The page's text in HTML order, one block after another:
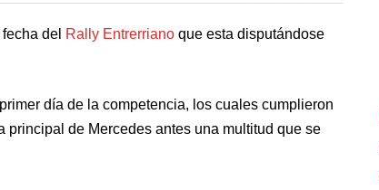
del Rally Entrerriano que esta disputándose
día de la competencia, los cuales cumplieron
de Mercedes antes una multitud que se